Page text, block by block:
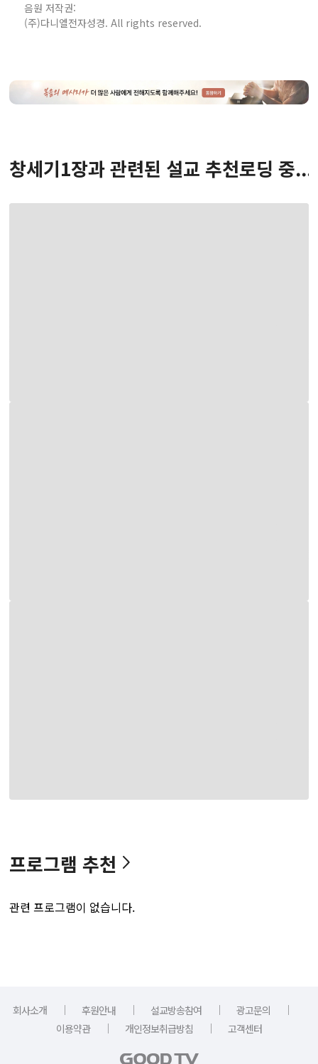
음원 저작권:
(주)다니엘전자성경. All rights reserved.
창세기1장과 관련된 설교 추천로딩 중...
프로그램 추천
관련 프로그램이 없습니다.
회사소개 ｜ 후원안내 ｜ 설교방송참여 ｜ 광고문의
｜
이용약관
｜ 개인정보취급방침 ｜ 고객센터